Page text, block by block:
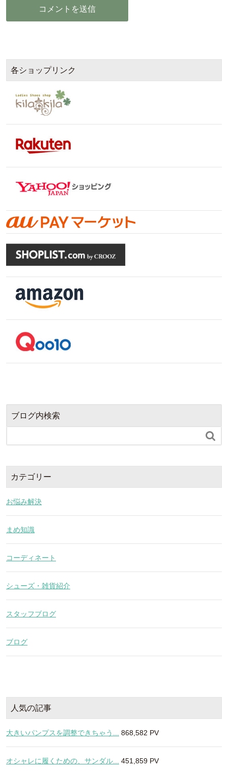
各ショップリンク
ブログ内検索

カテゴリー
お悩み解決
まめ知識
コーディネート
シューズ・雑貨紹介
スタッフブログ
ブログ
人気の記事
大きいパンプスを調整できちゃう... 868,582 PV
オシャレに履くための、サンダル... 451,859 PV